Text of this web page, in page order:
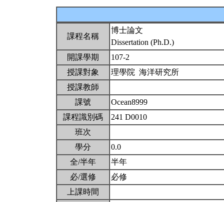
課程名稱
博士論文
Dissertation (Ph.D.)
開課學期
107-2
授課對象
理學院 海洋研究所
授課教師
課號
Ocean8999
課程識別碼
241 D0010
班次
學分
0.0
全/半年
半年
必/選修
必修
上課時間